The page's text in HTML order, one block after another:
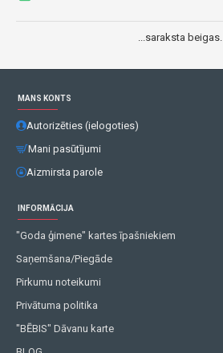
...saraksta beigas.
MANS KONTS
Autorizēties (ielogoties)
Mani pasūtījumi
Aizmirsta parole
INFORMĀCIJA
"Goda ģimene" kartes īpašniekiem
Saņemšana/Piegāde
Pirkumu noteikumi
Privātuma politika
"BĒBIS" Dāvanu karte